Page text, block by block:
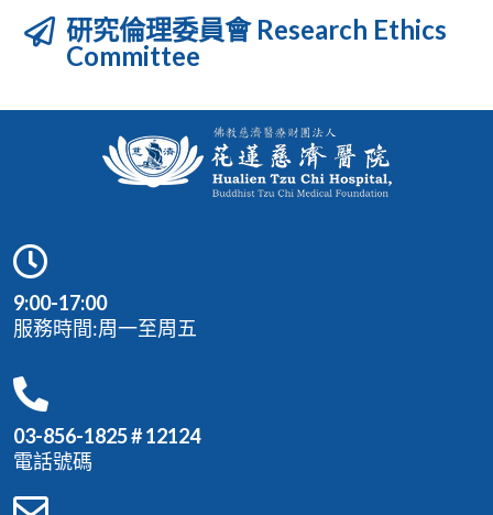
研究倫理委員會 Research Ethics
Committee
9:00-17:00
服務時間:周一至周五
03-856-1825 # 12124
電話號碼